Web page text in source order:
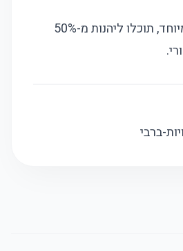
כעת במחיר מבצע מיוחד, תוכלו ליהנות מ-50%
ברבי